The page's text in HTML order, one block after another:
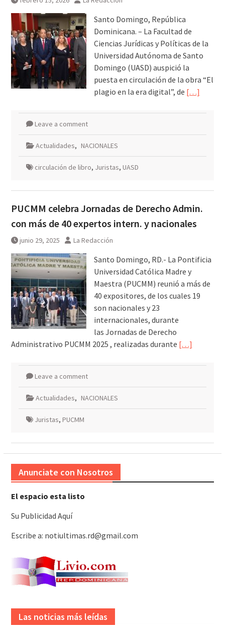
Santo Domingo, República
Dominicana. – La Facultad de
Ciencias Jurídicas y Políticas de la
Universidad Autónoma de Santo
Domingo (UASD) auspició la
puesta en circulación de la obra “El
plagio en la era digital”, de […]
Leave a comment
Actualidades, NACIONALES
circulación de libro, Juristas, UASD
PUCMM celebra Jornadas de Derecho Admin.
con más de 40 expertos intern. y nacionales
junio 29, 2025 La Redacción
Santo Domingo, RD.- La Pontificia
Universidad Católica Madre y
Maestra (PUCMM) reunió a más de
40 expositores, de los cuales 19
son nacionales y 23
internacionales, durante
las Jornadas de Derecho
Administrativo PUCMM 2025 , realizadas durante […]
Leave a comment
Actualidades, NACIONALES
Juristas, PUCMM
Anunciate con Nosotros
El espacio esta listo
Su Publicidad Aquí
Escribe a: notiultimas.rd@gmail.com
Las noticias más leídas